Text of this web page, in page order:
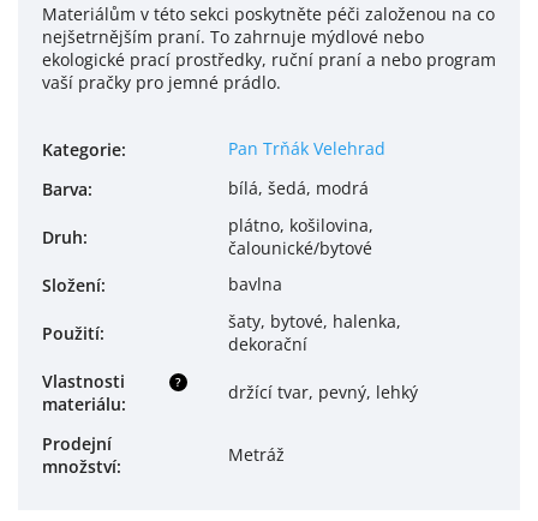
Materiálům v této sekci poskytněte péči založenou na co
nejšetrnějším praní. To zahrnuje mýdlové nebo
ekologické prací prostředky, ruční praní a nebo program
vaší pračky pro jemné prádlo.
Kategorie:
Pan Trňák Velehrad
Barva: bílá, šedá, modrá
Druh:
plátno, košilovina,
čalounické/bytové
Složení: bavlna
Použití:
šaty, bytové, halenka,
dekorační
?
Vlastnosti
materiálu:
držící tvar, pevný, lehký
Prodejní
množství:
Metráž